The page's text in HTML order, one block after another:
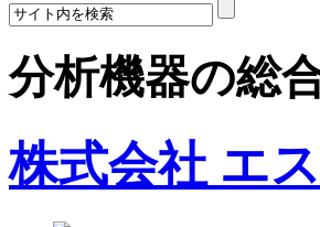
分析機器の総
株式会社 エ